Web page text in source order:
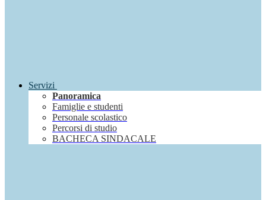
Servizi
Panoramica
Famiglie e studenti
Personale scolastico
Percorsi di studio
BACHECA SINDACALE